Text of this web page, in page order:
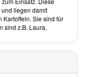
entschieden hat.
LeserIn Einblicke in
den kulinarischen
vor. Das Kapitel
die wichtigsten
liegen damit
Kartoffeln. Sie sind für
sind z.B. Laura,